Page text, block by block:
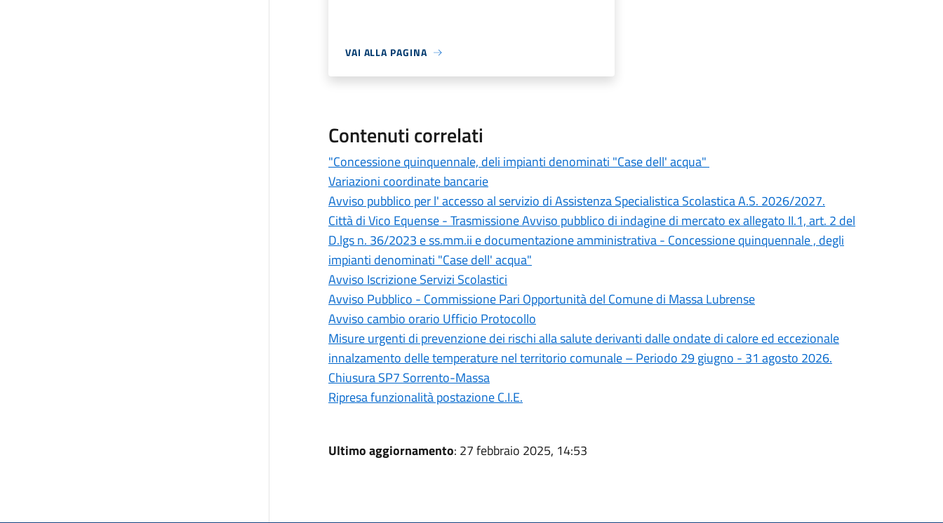
VAI ALLA PAGINA
Contenuti correlati
"Concessione quinquennale, deli impianti denominati "Case dell' acqua"
Variazioni coordinate bancarie
Avviso pubblico per l' accesso al servizio di Assistenza Specialistica Scolastica A.S. 2026/2027.
Città di Vico Equense - Trasmissione Avviso pubblico di indagine di mercato ex allegato II.1, art. 2 del
D.lgs n. 36/2023 e ss.mm.ii e documentazione amministrativa - Concessione quinquennale , degli
impianti denominati "Case dell' acqua"
Avviso Iscrizione Servizi Scolastici
Avviso Pubblico - Commissione Pari Opportunità del Comune di Massa Lubrense
Avviso cambio orario Ufficio Protocollo
Misure urgenti di prevenzione dei rischi alla salute derivanti dalle ondate di calore ed eccezionale
innalzamento delle temperature nel territorio comunale – Periodo 29 giugno - 31 agosto 2026.
Chiusura SP7 Sorrento-Massa
Ripresa funzionalità postazione C.I.E.
Ultimo aggiornamento: 27 febbraio 2025, 14:53